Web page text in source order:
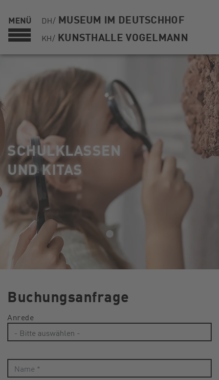
MENÜ DH/ MUSEUM IM DEUTSCHHOF
KH/ KUNSTHALLE VOGELMANN
SCHULKLASSEN
UND KITAS
Buchungsanfrage
Anrede